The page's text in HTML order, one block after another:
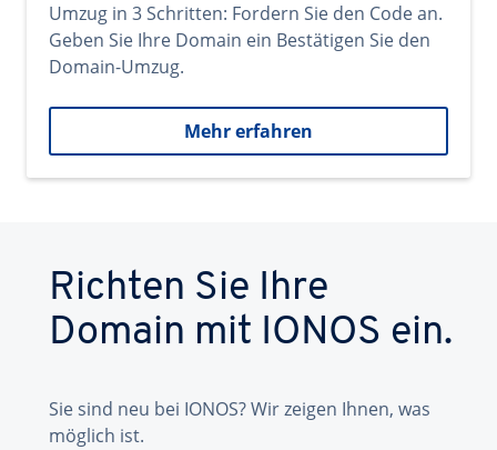
Umzug in 3 Schritten: Fordern Sie den Code an.
Geben Sie Ihre Domain ein Bestätigen Sie den
Domain-Umzug.
Mehr erfahren
Richten Sie Ihre
Domain mit IONOS ein.
Sie sind neu bei IONOS? Wir zeigen Ihnen, was
möglich ist.